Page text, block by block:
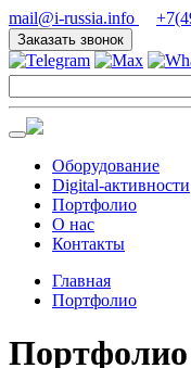
mail@i-russia.info
Заказать звонок
Оборудование
Digital-активности
Портфолио
О нас
Контакты
Главная
Портфолио
Портфолио